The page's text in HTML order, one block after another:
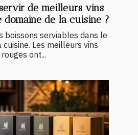
de meilleurs vins
domaine de la cuisine ?
boissons serviables dans le
cuisine. Les meilleurs vins
rouges ont...